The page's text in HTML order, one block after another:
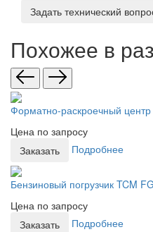
Задать технический
Похожее в
Форматно-раскроечный
Цена по запросу
Заказать
Подробнее
Бензиновый погрузчик TCM
Цена по запросу
Заказать
Подробнее